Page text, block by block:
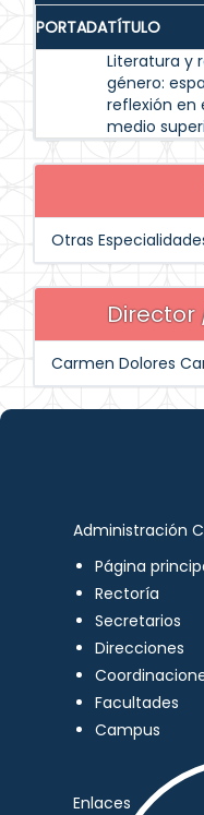
PORTADATÍTULO
Literatura y
género:
reflexión en
medio
Otras
Carmen Dolores
Administración
Página
Rectoría
Secretarios
Direcciones
Facultades
Campus
Enlaces